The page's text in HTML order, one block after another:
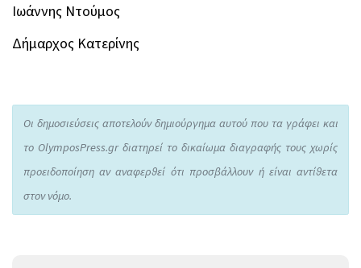
Ιωάννης Ντούμος
Δήμαρχος Κατερίνης
Οι δημοσιεύσεις αποτελούν δημιούργημα αυτού που τα γράφει και
το OlymposPress.gr διατηρεί το δικαίωμα διαγραφής τους χωρίς
προειδοποίηση αν αναφερθεί ότι προσβάλλουν ή είναι αντίθετα
στον νόμο.